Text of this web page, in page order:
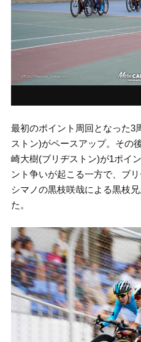
最初のポイント周回となった3
ストン)がペースアップ。その
崎大樹(ブリヂストン)が1ポイ
ント争いが起こる一方で、ブ
シマノの黒枝咲哉による黒枝
た。